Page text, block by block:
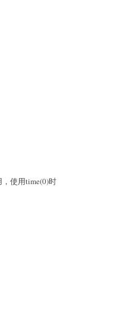
，使用time(0)时